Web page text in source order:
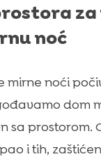
noć
mirne noći
dom
sa prostorom.
i tih,